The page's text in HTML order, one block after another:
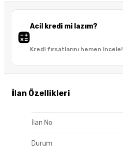
Acil kredi mi lazım?
Kredi fırsatlarını hemen incele!
İlan Özellikleri
İlan No
Durum